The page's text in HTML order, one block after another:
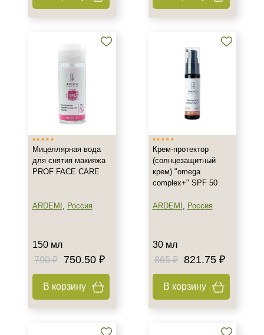
Возраст
Любой возраст (от 18 лет)
Восстановление
Матирование
Моделирование
Показать еще
Асимметрия
Показать еще
Применение
Для загара
Мицеллярная вода
для снятия макияжа
PROF FACE CARE
ARDEMI , Россия
150 мл
790 ₽
750.50 ₽
В корзину
Крем-протектор
(солнцезащитный
крем) "omega
complex+" SPF 50
ARDEMI , Россия
30 мл
865 ₽
821.75 ₽
В корзину